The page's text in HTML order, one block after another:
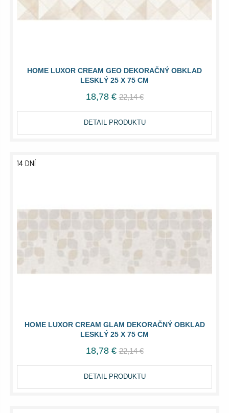
HOME LUXOR CREAM GEO DEKORAČNÝ OBKLAD
LESKLÝ 25 X 75 CM
18,78 € 22,14 €
DETAIL PRODUKTU
HOME LUXOR CREAM GLAM DEKORAČNÝ OBKLAD
LESKLÝ 25 X 75 CM
14 DNÍ
18,78 € 22,14 €
DETAIL PRODUKTU